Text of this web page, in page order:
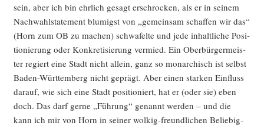
sein, aber ich bin ehr­lich gesagt erschro­cken, als er in sei­nem
Nach­wahls­tate­ment blu­migst von „gemein­sam schaf­fen wir das“
(Horn zum OB zu machen) schwa­fel­te und jede inhalt­li­che Posi­
tio­nie­rung oder Kon­kre­ti­sie­rung ver­mied. Ein Ober­bür­ger­meis­
ter regiert eine Stadt nicht allein, ganz so mon­ar­chisch ist selbst
Baden-Würt­tem­berg nicht geprägt. Aber einen star­ken Ein­fluss
dar­auf, wie sich eine Stadt posi­tio­niert, hat er (oder sie) eben
doch. Das darf ger­ne „Füh­rung“ genannt wer­den – und die
kann ich mir von Horn in sei­ner wol­kig-freund­li­chen Belie­big­